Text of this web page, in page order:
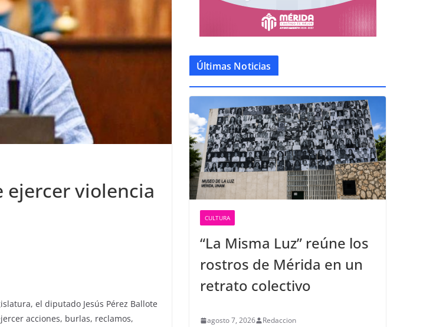
ejercer violencia
el diputado Jesús Pérez Ballote
acciones, burlas, reclamos,
Últimas Noticias
CULTURA
“La Misma Luz” reúne los
rostros de Mérida en un
retrato colectivo
agosto 7, 2026 Redaccion